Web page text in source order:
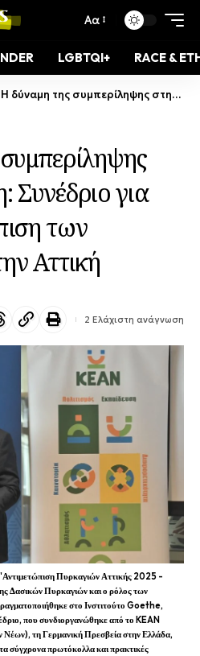
Αα
LGBTQI+ RACE &
Η δύναμη της συμπερίληψης στην πρόληψη: Συνέδριο για την Αντιμετώπιση των Πυρκαγιών στην Αττική
για
των
Αττική
2 Ελάχιστη ανάγνωση
"Αντιμετώπιση Πυρκαγιών Αττικής 2025 -
Δασικών Πυρκαγιών και ο ρόλος των
στο Ινστιτούτο Goethe,
που συνδιοργανώθηκε από το KEAN
τη Γερμανική Πρεσβεία στην Ελλάδα,
σύγχρονα πρωτόκολλα και πρακτικές